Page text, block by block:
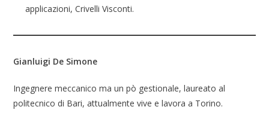
applicazioni, Crivelli Visconti.
Gianluigi De Simone
Ingegnere meccanico ma un pò gestionale, laureato al
politecnico di Bari, attualmente vive e lavora a Torino.